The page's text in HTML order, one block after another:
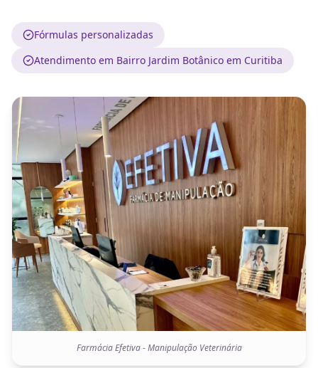
Fórmulas personalizadas
Atendimento em Bairro Jardim Botânico em Curitiba
Farmácia Efetiva - Manipulação Veterinária